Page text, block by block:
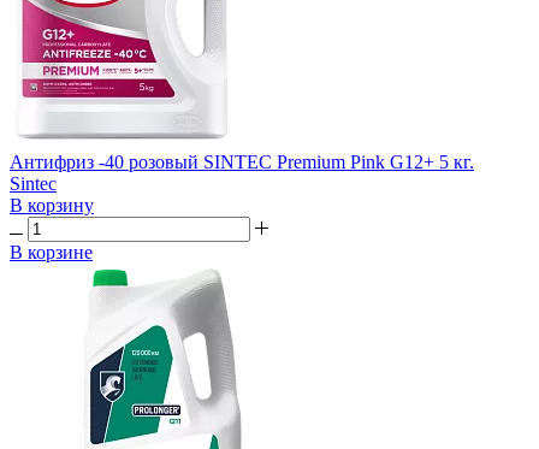
Антифриз -40 розовый SINTEC Premium Pink G12+ 5 кг.
Sintec
В корзину
В корзине